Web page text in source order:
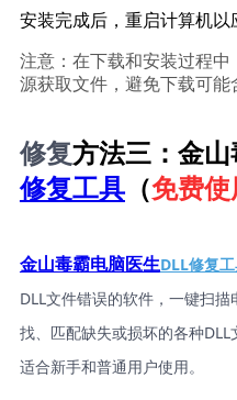
安装完成后，重启计算机以
注意：在下载和安装过程
源获取文件，避免下载可能
修复方法三：金山
修复工具（免费使
金山毒霸电脑医生DLL修复
DLL文件错误的软件，一键扫
找、匹配缺失或损坏的各种
适合新手和普通用户使用。